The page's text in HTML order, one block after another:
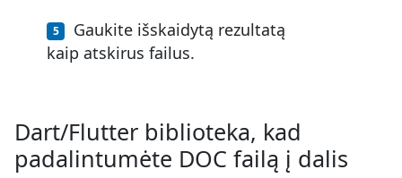
Gaukite išskaidytą rezultatą
kaip atskirus failus.
Dart/Flutter biblioteka, kad
padalintumėte DOC failą į dalis